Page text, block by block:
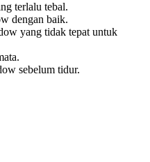
terlalu tebal.
dengan baik.
yang tidak tepat untuk
sebelum tidur.